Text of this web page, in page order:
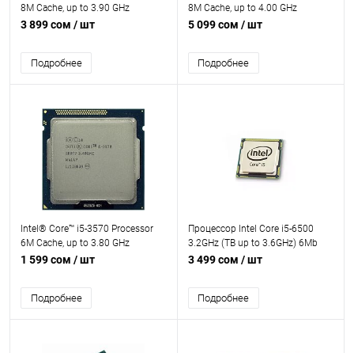
8M Cache, up to 3.90 GHz
3 899 сом / шт
Подробнее
8M Cache, up to 4.00 GHz
5 099 сом / шт
Подробнее
Intel® Core™ i5-3570 Processor
6M Cache, up to 3.80 GHz
1 599 сом / шт
Подробнее
Процессор Intel Core i5-6500
3.2GHz (TB up to 3.6GHz) 6Mb
DDR3L/DDR4-1600/2133
LGA1151 OEM
3 499 сом / шт
Подробнее